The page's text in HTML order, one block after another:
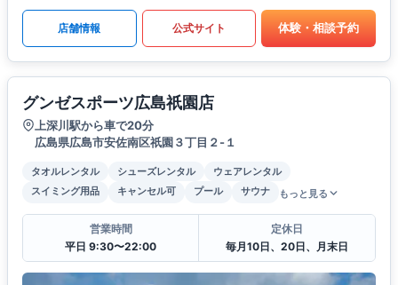
店舗情報 公式サイト 体験・相談予約
グンゼスポーツ広島祇園店
上深川駅から車で20分
広島県広島市安佐南区祇園３丁目２-１
タオルレンタル シューズレンタル
ウェアレンタル
スイミング用品
キャンセル可 プール サウナ もっと見る
営業時間
平日 9:30〜22:00
定休日
毎月10日、20日、月末日